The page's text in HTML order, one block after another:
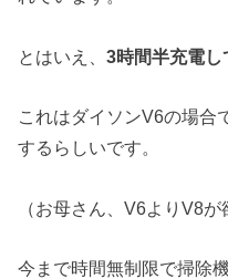
とはいえ、3時間半充電し
これはダイソンV6の場合
するらしいです。
（お母さん、V6よりV8が
今まで時間無制限で掃除